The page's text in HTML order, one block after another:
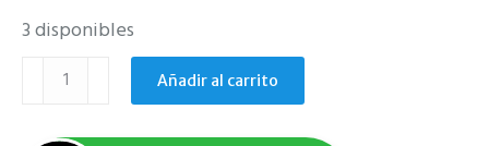
3 disponibles
Carcasa
Añadir al carrito